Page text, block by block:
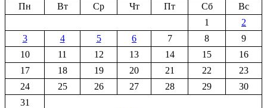
Пн
Вт Ср Чт Пт Сб
Вс
1
2
3
4 5 6 7 8
9
10
11 12 13 14 15
16
17
18 19 20 21 22
23
24
25 26 27 28 29
30
31